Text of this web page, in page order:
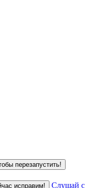
перезапустить!
исправим!
Слушай с